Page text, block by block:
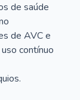
de saúde
de AVC e
contínuo